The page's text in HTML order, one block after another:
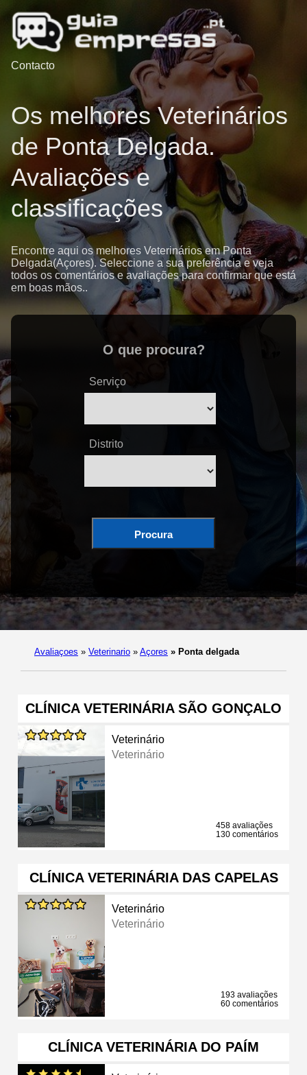
Contacto
Os melhores Veterinários
de Ponta Delgada.
Avaliações e
classificações
Encontre aqui os melhores Veterinários em Ponta
Delgada(Açores). Seleccione a sua preferência e veja
todos os comentários e avaliações para confirmar que está
em boas mãos..
O que procura?
Serviço
Distrito
Procura
Avaliaçoes » Veterinario » Açores » Ponta delgada
CLÍNICA VETERINÁRIA SÃO GONÇALO
Veterinário
Veterinário
458 avaliações
130 comentários
CLÍNICA VETERINÁRIA DAS CAPELAS
Veterinário
Veterinário
193 avaliações
60 comentários
CLÍNICA VETERINÁRIA DO PAÍM